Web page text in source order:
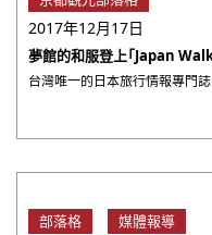
2017年12月17日
夢館的和服登上「Japan
部落格
媒體報導